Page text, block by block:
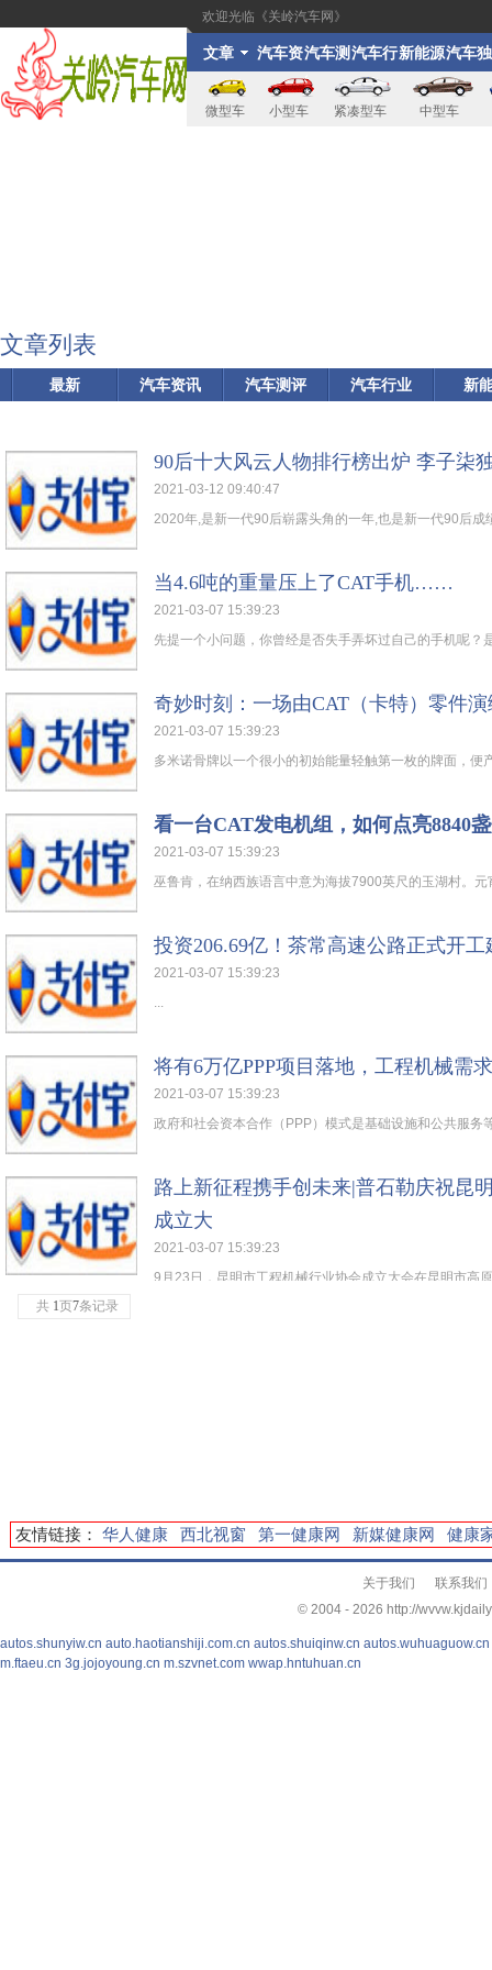
欢迎光临《关岭汽车网》
文章 汽车资
讯
汽车测
评
汽车行
业
新能源汽车独
家
微型车 小型车 紧凑型车 中型车
文章列表
最新 汽车资讯 汽车测评 汽车行业 新
90后十大风云人物排行榜出炉 李子柒
2021-03-12 09:40:47
2020年,是新一代90后崭露头角的一年,也是新一代90后成
当4.6吨的重量压上了CAT手机……
2021-03-07 15:39:23
先提一个小问题，你曾经是否失手弄坏过自己的手机呢？
奇妙时刻：一场由CAT（卡特）零件
2021-03-07 15:39:23
多米诺骨牌以一个很小的初始能量轻触第一枚的牌面，便
看一台CAT发电机组，如何点亮8840
2021-03-07 15:39:23
巫鲁肯，在纳西族语言中意为海拔7900英尺的玉湖村。元
投资206.69亿！茶常高速公路正式开工
2021-03-07 15:39:23
...
将有6万亿PPP项目落地，工程机械需
2021-03-07 15:39:23
政府和社会资本合作（PPP）模式是基础设施和公共服务
路上新征程携手创未来|普石勒庆祝昆
成立大
2021-03-07 15:39:23
9月23日，昆明市工程机械行业协会成立大会在昆明市高
共 1页7条记录
友情链接： 华人健康 西北视窗 第一健康网 新媒健康网 健康
关于我们
联系我们
© 2004 - 2026 http://
autos.shunyiw.cn auto.haotianshiji.com.cn autos.shuiqinw.cn autos.wuhuaguow.cn
m.ftaeu.cn 3g.jojoyoung.cn m.szvnet.com wwap.hntuhuan.cn